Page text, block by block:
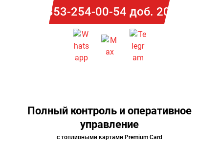
8-353-254-00-54 доб. 2014
Полный контроль и оперативное
управление
с топливными картами Premium Card